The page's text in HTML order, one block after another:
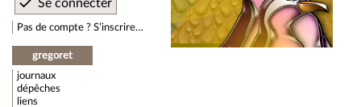
Pas de compte ? S’inscrire…
gregoret
journaux
dépêches
liens